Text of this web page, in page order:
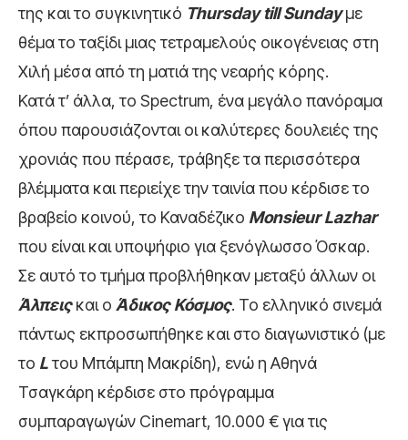
της και το συγκινητικό ThursdaytillSundayμε
θέμα το ταξίδι μιας τετραμελούς οικογένειας στη
Χιλή μέσα από τη ματιά της νεαρής κόρης.
Κατά τ’ άλλα, το Spectrum, ένα μεγάλο πανόραμα
όπου παρουσιάζονται οι καλύτερες δουλειές της
χρονιάς που πέρασε, τράβηξε τα περισσότερα
βλέμματα και περιείχε την ταινία που κέρδισε το
βραβείο κοινού, το Καναδέζικο MonsieurLazhar
που είναι και υποψήφιο για ξενόγλωσσο Όσκαρ.
Σε αυτό το τμήμα προβλήθηκαν μεταξύ άλλων οι
Άλπειςκαι ο Άδικος Κόσμος. Το ελληνικό σινεμά
πάντως εκπροσωπήθηκε και στο διαγωνιστικό (με
το Lτου Μπάμπη Μακρίδη), ενώ η Αθηνά
Τσαγκάρη κέρδισε στο πρόγραμμα
συμπαραγωγών Cinemart, 10.000 € για τις